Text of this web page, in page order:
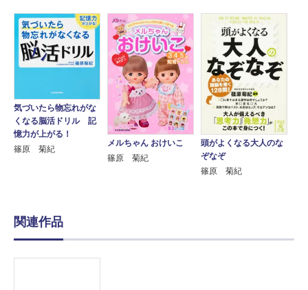
気づいたら物忘れがな
くなる脳活ドリル 記
憶力が上がる！
篠原 菊紀
メルちゃん おけいこ
篠原 菊紀
頭がよくなる大人のな
ぞなぞ
篠原 菊紀
関連作品